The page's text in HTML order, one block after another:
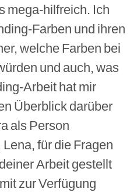
mega-hilfreich. Ich
Farben und ihren
welche Farben bei
und auch, was
Arbeit hat mir
Überblick darüber
als Person
für die Fragen
Arbeit gestellt
zur Verfügung